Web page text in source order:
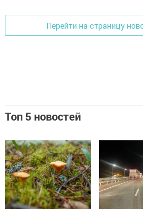
Перейти на страницу
Топ 5 новостей